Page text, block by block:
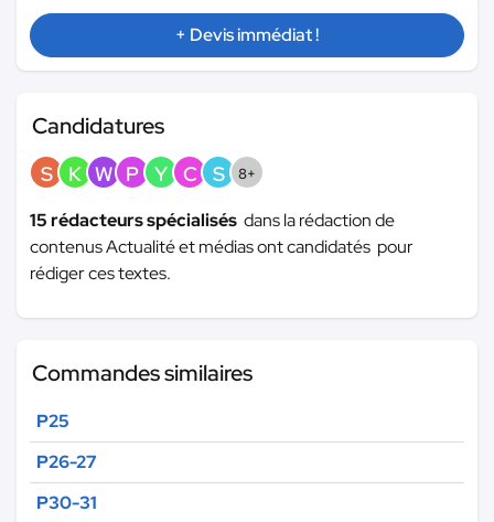
+ Devis immédiat !
Candidatures
S K W P Y C S 8+
15 rédacteurs spécialisés dans la rédaction de
contenus Actualité et médias ont candidatés pour
rédiger ces textes.
Commandes similaires
P25
P26-27
P30-31